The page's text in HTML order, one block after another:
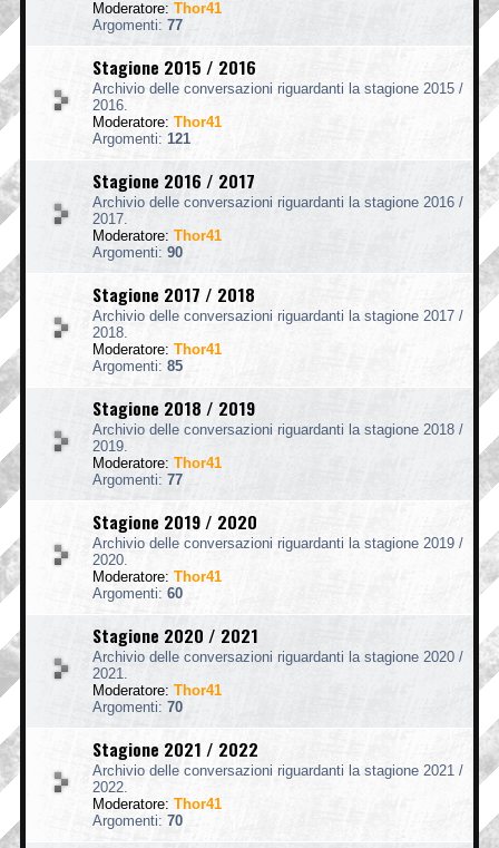
Moderatore: Thor41
Argomenti: 77
Stagione 2015 / 2016
Archivio delle conversazioni riguardanti la stagione 2015 /
2016.
Moderatore: Thor41
Argomenti: 121
Stagione 2016 / 2017
Archivio delle conversazioni riguardanti la stagione 2016 /
2017.
Moderatore: Thor41
Argomenti: 90
Stagione 2017 / 2018
Archivio delle conversazioni riguardanti la stagione 2017 /
2018.
Moderatore: Thor41
Argomenti: 85
Stagione 2018 / 2019
Archivio delle conversazioni riguardanti la stagione 2018 /
2019.
Moderatore: Thor41
Argomenti: 77
Stagione 2019 / 2020
Archivio delle conversazioni riguardanti la stagione 2019 /
2020.
Moderatore: Thor41
Argomenti: 60
Stagione 2020 / 2021
Archivio delle conversazioni riguardanti la stagione 2020 /
2021.
Moderatore: Thor41
Argomenti: 70
Stagione 2021 / 2022
Archivio delle conversazioni riguardanti la stagione 2021 /
2022.
Moderatore: Thor41
Argomenti: 70